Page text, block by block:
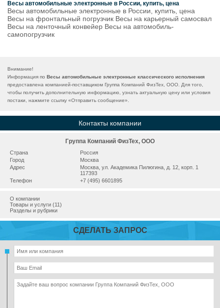
Весы автомобильные электронные в России, купить, цена
Весы автомобильные электронные в России, купить, цена
Весы на фронтальный погрузчик Весы на карьерный самосвал
Весы на ленточный конвейер Весы на автомобиль-
самопогрузчик
Внимание!
Информация по Весы автомобильные электронные классического исполнения
предоставлена компанией-поставщиком Группа Компаний ФизТех, ООО. Для того,
чтобы получить дополнительную информацию, узнать актуальную цену или условия
постаки, нажмите ссылку «Отправить сообщение».
Контакты компании
Группа Компаний ФизТех, ООО
Страна
Россия
Город
Москва
Адрес
Москва, ул. Академика Пилюгина, д. 12, корп. 1
117393
Телефон
+7 (495) 6601895
О компании
Товары и услуги (11)
Разделы и рубрики
СДЕЛАТЬ ЗАПРОС